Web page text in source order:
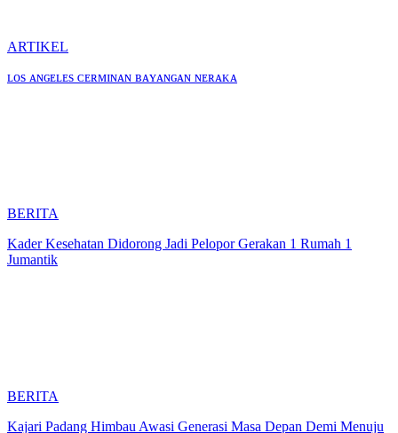
ARTIKEL
ʟᴏs ᴀɴɢᴇʟᴇs ᴄᴇʀᴍɪɴᴀɴ ʙᴀʏᴀɴɢᴀɴ ɴᴇʀᴀᴋᴀ
BERITA
Kader Kesehatan Didorong Jadi Pelopor Gerakan 1 Rumah 1
Jumantik
BERITA
Kajari Padang Himbau Awasi Generasi Masa Depan Demi Menuju